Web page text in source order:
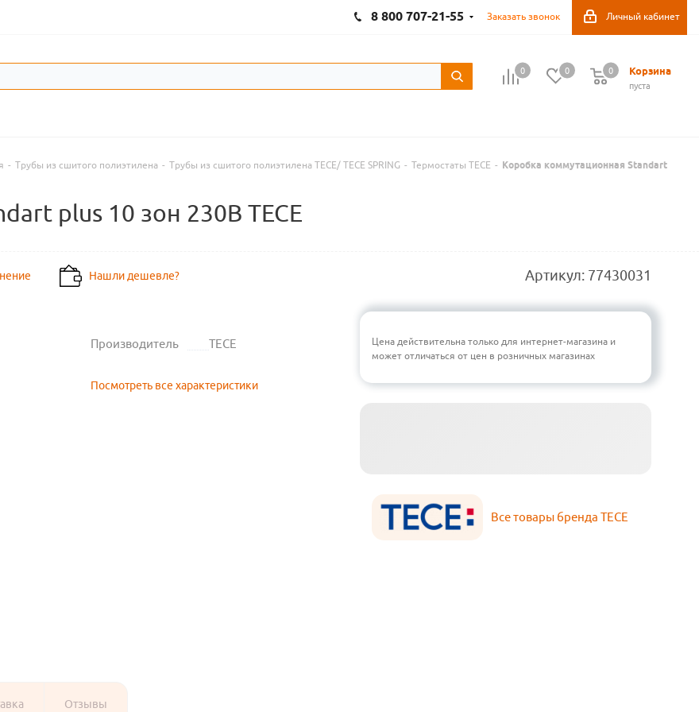
Личный кабинет
8 800 707-21-55 Заказать звонок
0 0 Корзина
пуста
0
- Трубы из сшитого полиэтилена - Трубы из сшитого полиэтилена TECE/ TECE SPRING - Термостаты TECE - Коробка коммутационная Standart
plus 10 зон 230В TECE
Нашли дешевле? Артикул: 77430031
Производитель TECE
Посмотреть все характеристики
Цена действительна только для интернет-магазина и
может отличаться от цен в розничных магазинах
Все товары бренда TECE
Отзывы